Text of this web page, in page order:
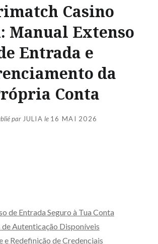
Casino
Manual Extenso
Entrada e
da
Conta
par JULIA le 16 MAI 2026
de Entrada Seguro à Tua Conta
de Autenticação Disponíveis
e Redefinição de Credenciais